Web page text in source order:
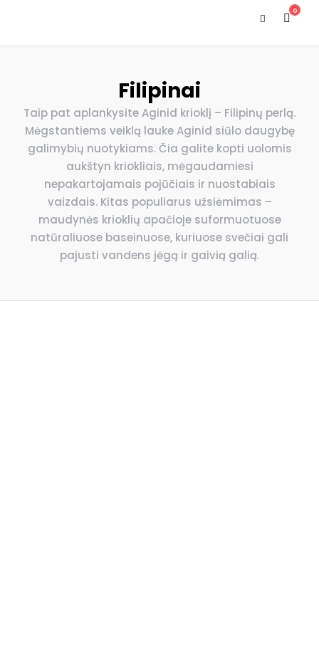
0
Filipinai
Taip pat aplankysite Aginid krioklį – Filipinų perlą.
Mėgstantiems veiklą lauke Aginid siūlo daugybę
galimybių nuotykiams. Čia galite kopti uolomis
aukštyn kriokliais, mėgaudamiesi
nepakartojamais pojūčiais ir nuostabiais
vaizdais. Kitas populiarus užsiėmimas –
maudynės krioklių apačioje suformuotuose
natūraliuose baseinuose, kuriuose svečiai gali
pajusti vandens jėgą ir gaivią galią.